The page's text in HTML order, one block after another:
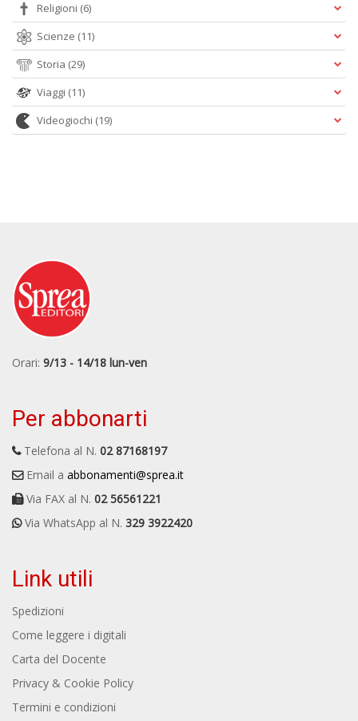
Religioni (6)
Scienze (11)
Storia (29)
Viaggi (11)
Videogiochi (19)
Orari: 9/13 - 14/18 lun-ven
Per abbonarti
Telefona al N. 02 87168197
Email a abbonamenti@sprea.it
Via FAX al N. 02 56561221
Via WhatsApp al N. 329 3922420
Link utili
Spedizioni
Come leggere i digitali
Carta del Docente
Privacy & Cookie Policy
Termini e condizioni